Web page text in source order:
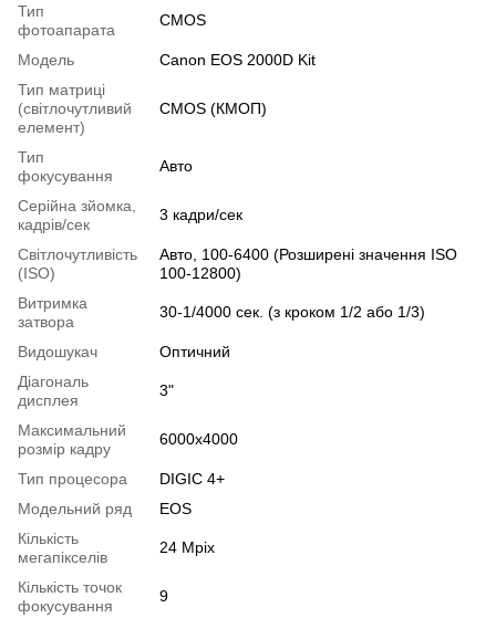
Тип
фотоапарата
CMOS
Модель
Canon EOS 2000D Kit
Тип матриці
(світлочутливий
елемент)
CMOS (КМОП)
Тип
фокусування
Авто
Серійна зйомка,
кадрів/сек
3 кадри/сек
Світлочутливість
(ISO)
Авто, 100-6400 (Розширені значення ISO
100-12800)
Витримка
затвора
30-1/4000 сек. (з кроком 1/2 або 1/3)
Видошукач
Оптичний
Діагональ
дисплея
3"
Максимальний
розмір кадру
6000x4000
Тип процесора
DIGIC 4+
Модельний ряд
EOS
Кількість
мегапікселів
24 Mpix
Кількість точок
фокусування
9